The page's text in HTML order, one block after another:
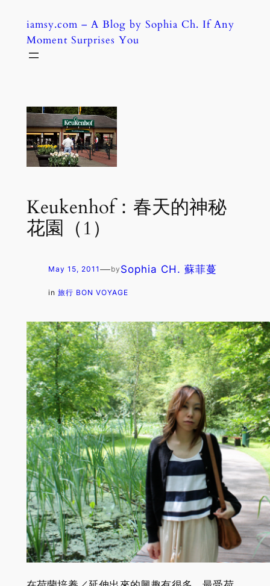
content
iamsy.com – A Blog by Sophia Ch. If Any
Moment Surprises You
Keukenhof：春天的神秘
花園（1）
May 15, 2011 —by Sophia CH. 蘇菲蔓
in 旅行 BON VOYAGE